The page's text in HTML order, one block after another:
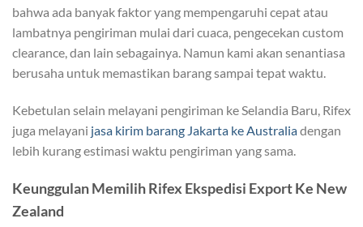
bahwa ada banyak faktor yang mempengaruhi cepat atau
lambatnya pengiriman mulai dari cuaca, pengecekan custom
clearance, dan lain sebagainya. Namun kami akan senantiasa
berusaha untuk memastikan barang sampai tepat waktu.
Kebetulan selain melayani pengiriman ke Selandia Baru, Rifex
juga melayani jasa kirim barang Jakarta ke Australiadengan
lebih kurang estimasi waktu pengiriman yang sama.
Keunggulan Memilih Rifex Ekspedisi Export Ke New
Zealand